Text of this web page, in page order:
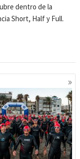
dentro de la
Short, Half y Full.